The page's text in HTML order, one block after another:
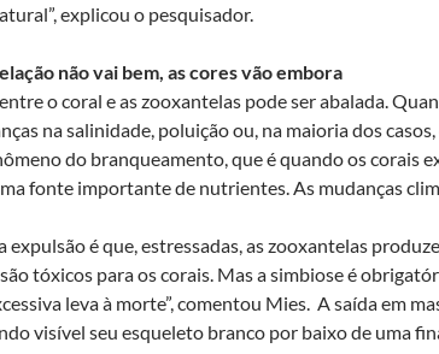
explicou o pesquisador.
não vai bem, as cores vão embora
o coral e as zooxantelas pode ser abalada.
na salinidade, poluição ou, na maioria dos
do branqueamento, que é quando os corais
fonte importante de nutrientes. As mudanças
expulsão é que, estressadas, as zooxantelas
tóxicos para os corais. Mas a simbiose é
leva à morte”, comentou Mies. A saída em
visível seu esqueleto branco por baixo de uma